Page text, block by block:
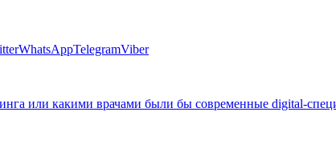
WhatsAppTelegramViber
или какими врачами были бы современные digital-